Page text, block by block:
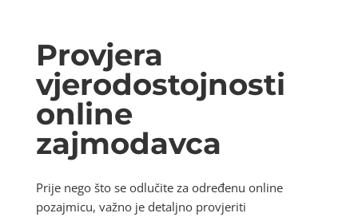
Provjera
vjerodostojnosti
online
zajmodavca
Prije nego što se odlučite za određenu online
pozajmicu, važno je detaljno provjeriti